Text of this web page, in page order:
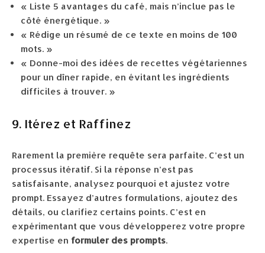
« Liste 5 avantages du café, mais n’inclue pas le
côté énergétique. »
« Rédige un résumé de ce texte en moins de 100
mots. »
« Donne-moi des idées de recettes végétariennes
pour un dîner rapide, en évitant les ingrédients
difficiles à trouver. »
9. Itérez et Raffinez
Rarement la première requête sera parfaite. C’est un
processus itératif. Si la réponse n’est pas
satisfaisante, analysez pourquoi et ajustez votre
prompt. Essayez d’autres formulations, ajoutez des
détails, ou clarifiez certains points. C’est en
expérimentant que vous développerez votre propre
expertise en formuler des prompts.